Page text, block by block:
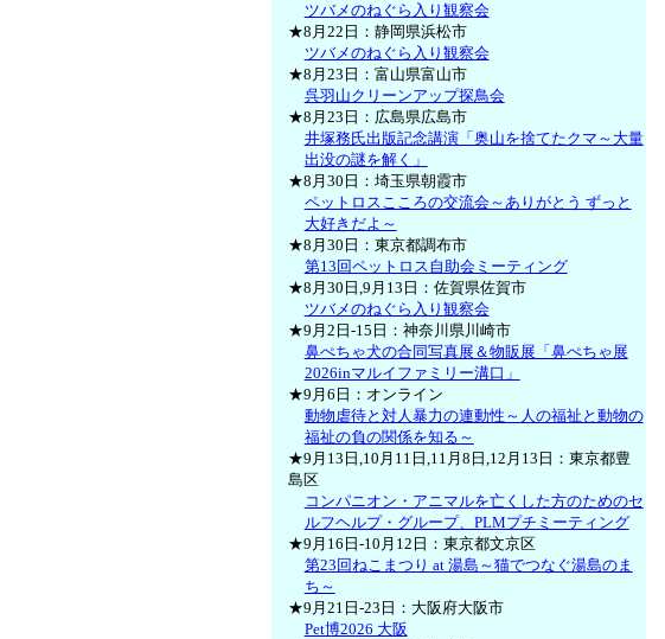
ツバメのねぐら入り観察会
★8月22日：静岡県浜松市
ツバメのねぐら入り観察会
★8月23日：富山県富山市
呉羽山クリーンアップ探鳥会
★8月23日：広島県広島市
井塚務氏出版記念講演「奥山を捨てたクマ～大量
出没の謎を解く」
★8月30日：埼玉県朝霞市
ペットロスこころの交流会～ありがとう ずっと
大好きだよ～
★8月30日：東京都調布市
第13回ペットロス自助会ミーティング
★8月30日,9月13日：佐賀県佐賀市
ツバメのねぐら入り観察会
★9月2日-15日：神奈川県川崎市
鼻ぺちゃ犬の合同写真展＆物販展「鼻ぺちゃ展
2026inマルイファミリー溝口」
★9月6日：オンライン
動物虐待と対人暴力の連動性～人の福祉と動物の
福祉の負の関係を知る～
★9月13日,10月11日,11月8日,12月13日：東京都豊
島区
コンパニオン・アニマルを亡くした方のためのセ
ルフヘルプ・グループ、PLMプチミーティング
★9月16日-10月12日：東京都文京区
第23回ねこまつり at 湯島～猫でつなぐ湯島のま
ち～
★9月21日-23日：大阪府大阪市
Pet博2026 大阪